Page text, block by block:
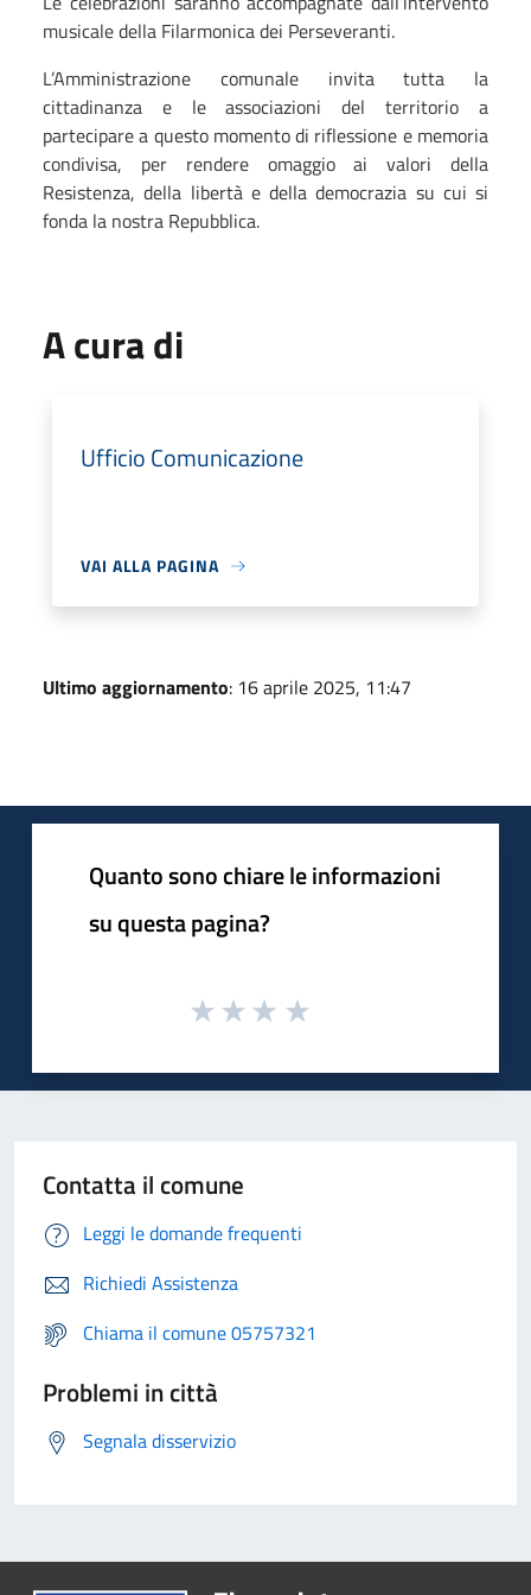
musicale della Filarmonica dei Perseveranti.
L’Amministrazione comunale invita tutta la
cittadinanza e le associazioni del territorio a
partecipare a questo momento di riflessione e memoria
condivisa, per rendere omaggio ai valori della
Resistenza, della libertà e della democrazia su cui si
fonda la nostra Repubblica.
A cura di
Ufficio Comunicazione
VAI ALLA PAGINA
Ultimo aggiornamento: 16 aprile 2025, 11:47
Quanto sono chiare le informazioni
su questa pagina?
Contatta il comune
Leggi le domande frequenti
Richiedi Assistenza
Chiama il comune 05757321
Problemi in città
Segnala disservizio